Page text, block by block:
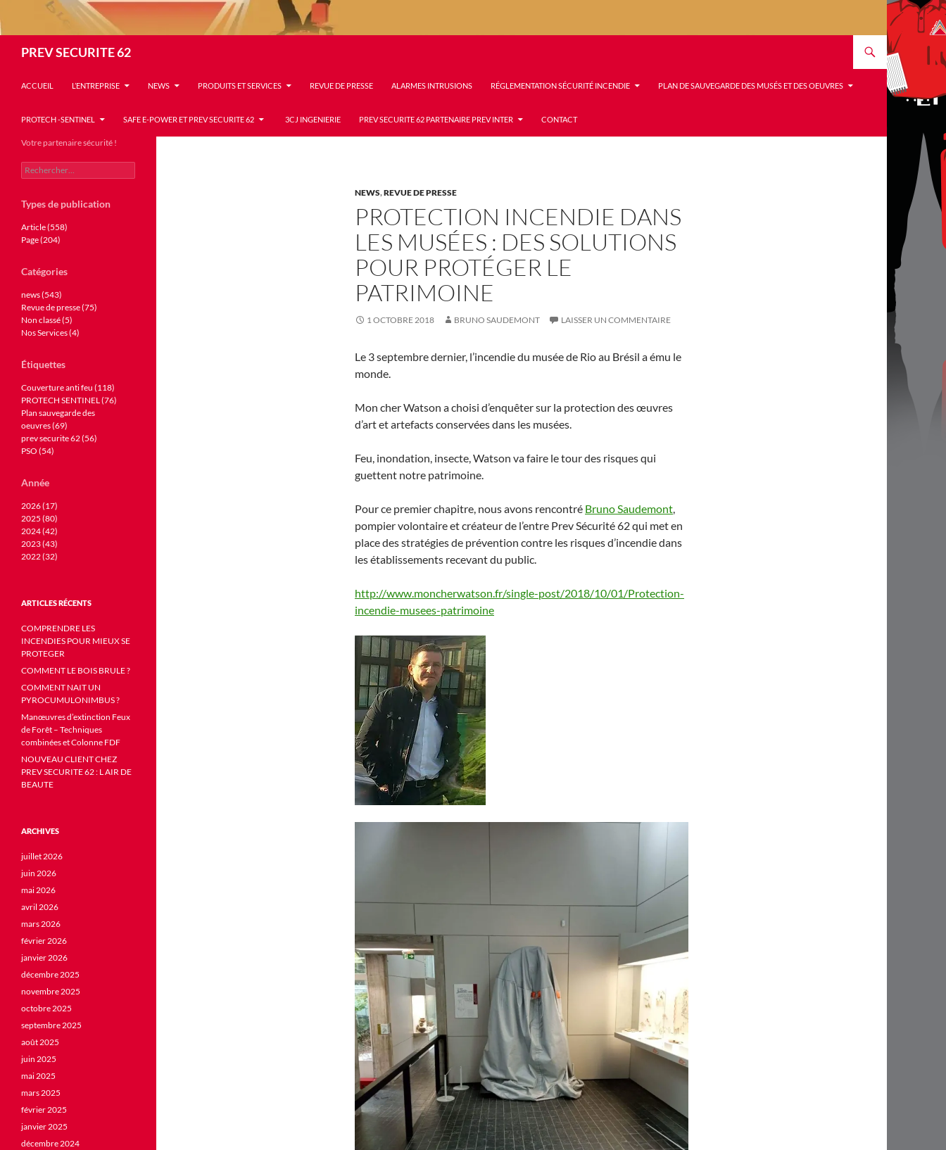
PREV SECURITE 62
ACCUEIL L’ENTREPRISE NEWS PRODUITS ET SERVICES REVUE DE PRESSE ALARMES INTRUSIONS RÉGLEMENTATION SÉCURITÉ INCENDIE PLAN DE SAUVEGARDE DES MUSÉS ET DES OEUVRES
PROTECH -SENTINEL SAFE E-POWER ET PREV SECURITE 62 3CJ INGENIERIE PREV SECURITE 62 PARTENAIRE PREV INTER CONTACT
NEWS,REVUE DE PRESSE
PROTECTION INCENDIE DANS
LES MUSÉES : DES SOLUTIONS
POUR PROTÉGER LE
PATRIMOINE
1 OCTOBRE 2018 BRUNO SAUDEMONT LAISSER UN COMMENTAIRE
Le 3 septembre dernier, l’incendie du musée de Rio au Brésil a ému le
monde.
Mon cher Watson a choisi d’enquêter sur la protection des œuvres
d’art et artefacts conservées dans les musées.
Feu, inondation, insecte, Watson va faire le tour des risques qui
guettent notre patrimoine.
Pour ce premier chapitre, nous avons rencontré Bruno Saudemont,
pompier volontaire et créateur de l’entre Prev Sécurité 62 qui met en
place des stratégies de prévention contre les risques d’incendie dans
les établissements recevant du public.
http://www.moncherwatson.fr/single-post/2018/10/01/Protection-
incendie-musees-patrimoine
Votre partenaire sécurité !
Rechercher :
Types de publication
Article (558)
Page (204)
Catégories
news (543)
Revue de presse (75)
Non classé (5)
Nos Services (4)
Étiquettes
Couverture anti feu (118)
PROTECH SENTINEL (76)
Plan sauvegarde des
oeuvres (69)
prev securite 62 (56)
PSO (54)
Année
2026 (17)
2025 (80)
2024 (42)
2023 (43)
2022 (32)
ARTICLES RÉCENTS
COMPRENDRE LES
INCENDIES POUR MIEUX SE
PROTEGER
COMMENT LE BOIS BRULE ?
COMMENT NAIT UN
PYROCUMULONIMBUS ?
Manœuvres d’extinction Feux
de Forêt – Techniques
combinées et Colonne FDF
NOUVEAU CLIENT CHEZ
PREV SECURITE 62 : L AIR DE
BEAUTE
ARCHIVES
juillet 2026
juin 2026
mai 2026
avril 2026
mars 2026
février 2026
janvier 2026
décembre 2025
novembre 2025
octobre 2025
septembre 2025
août 2025
juin 2025
mai 2025
mars 2025
février 2025
janvier 2025
décembre 2024